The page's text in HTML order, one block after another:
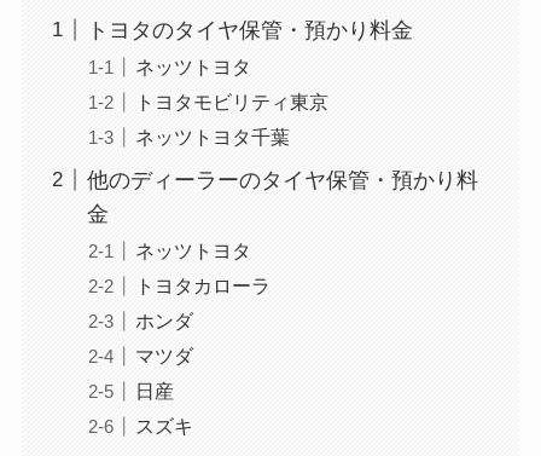
トヨタのタイヤ保管・預かり料金
ネッツトヨタ
トヨタモビリティ東京
ネッツトヨタ千葉
他のディーラーのタイヤ保管・預かり料
金
ネッツトヨタ
トヨタカローラ
ホンダ
マツダ
日産
スズキ